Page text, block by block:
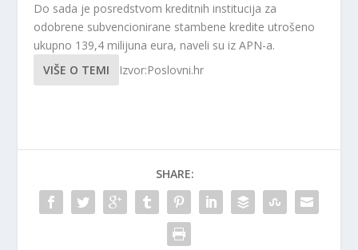
Do sada je posredstvom kreditnih institucija za
odobrene subvencionirane stambene kredite utrošeno
ukupno 139,4 milijuna eura, naveli su iz APN-a.
VIŠE O TEMI
Izvor:Poslovni.hr
SHARE: